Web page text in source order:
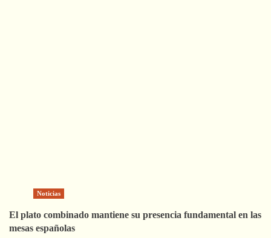
Noticias
El plato combinado mantiene su presencia fundamental en las
mesas españolas